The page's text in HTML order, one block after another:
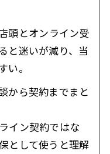
頭とオンライン受
と迷いが減り、当
い。
から契約までまと
イン契約ではな
として使うと理解